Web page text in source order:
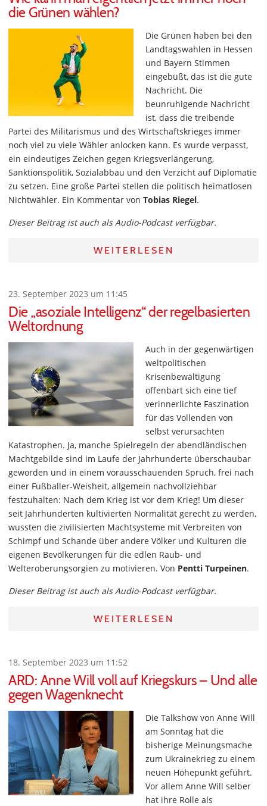
die Grünen wählen?
Die Grünen haben bei den
Landtagswahlen in Hessen
und Bayern Stimmen
eingebüßt, das ist die gute
Nachricht. Die
beunruhigende Nachricht
ist, dass die treibende
Partei des Militarismus und des Wirtschaftskrieges immer
noch viel zu viele Wähler anlocken kann. Es wurde verpasst,
ein eindeutiges Zeichen gegen Kriegsverlängerung,
Sanktionspolitik, Sozialabbau und den Verzicht auf Diplomatie
zu setzen. Eine große Partei stellen die politisch heimatlosen
Nichtwähler. Ein Kommentar von Tobias Riegel.
Dieser Beitrag ist auch als Audio-Podcast verfügbar.
WEITERLESEN
23. September 2023 um 11:45
Die „asoziale Intelligenz“ der regelbasierten
Weltordnung
Auch in der gegenwärtigen
weltpolitischen
Krisenbewältigung
offenbart sich eine tief
verinnerlichte Faszination
für das Vollenden von
selbst verursachten
Katastrophen. Ja, manche Spielregeln der abendländischen
Machtgebilde sind im Laufe der Jahrhunderte überschaubar
geworden und in einem vorausschauenden Spruch, frei nach
einer Fußballer-Weisheit, allgemein nachvollziehbar
festzuhalten: Nach dem Krieg ist vor dem Krieg! Um dieser
seit Jahrhunderten kultivierten Normalität gerecht zu werden,
wussten die zivilisierten Machtsysteme mit Verbreiten von
Schimpf und Schande über andere Völker und Kulturen die
eigenen Bevölkerungen für die edlen Raub- und
Welteroberungsorgien zu motivieren. Von Pentti Turpeinen.
Dieser Beitrag ist auch als Audio-Podcast verfügbar.
WEITERLESEN
18. September 2023 um 11:52
ARD: Anne Will voll auf Kriegskurs – Und alle
gegen Wagenknecht
Die Talkshow von Anne Will
am Sonntag hat die
bisherige Meinungsmache
zum Ukrainekrieg zu einem
neuen Höhepunkt geführt.
Vor allem Anne Will selber
hat ihre Rolle als